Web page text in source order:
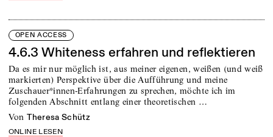
OPEN ACCESS
4.6.3 Whiteness erfahren und reflektieren
Da es mir nur möglich ist, aus meiner eigenen, weißen (und weiß
markierten) Perspektive über die Aufführung und meine
Zuschauer*innen-Erfahrungen zu sprechen, möchte ich im
folgenden Abschnitt entlang einer theoretischen …
von Theresa Schütz
ONLINE LESEN